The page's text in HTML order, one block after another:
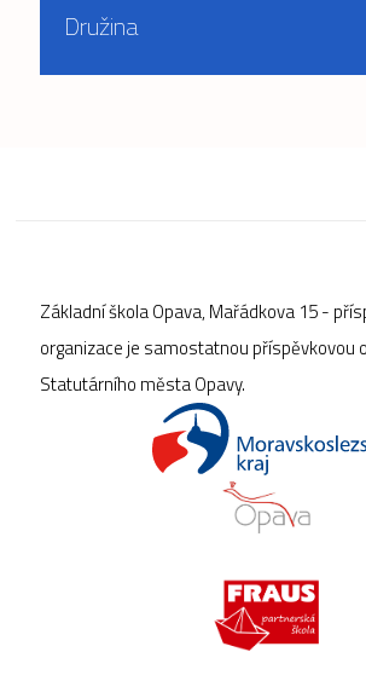
Družina
Základní škola Opava, Mařádkova 15 -
organizace je samostatnou příspěvkovou
Statutárního města Opavy.